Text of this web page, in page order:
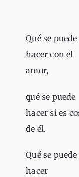
Qué se puede
hacer con el
amor,
qué se puede
hacer si es
de él.
Qué se puede
hacer